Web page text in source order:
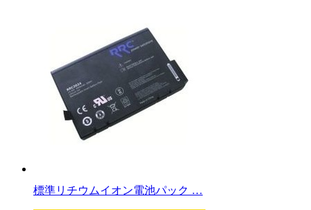
標準リチウムイオン電池パック …